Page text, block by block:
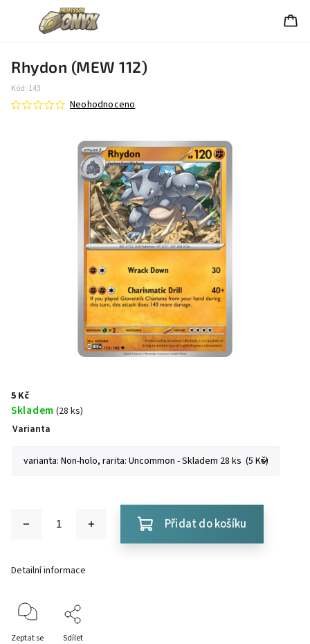
Rhydon (MEW 112)
Kód: 143
Neohodnoceno
5 Kč
Skladem (28 ks)
Varianta
Přidat do košíku
Detailní informace
Zeptat se Sdílet